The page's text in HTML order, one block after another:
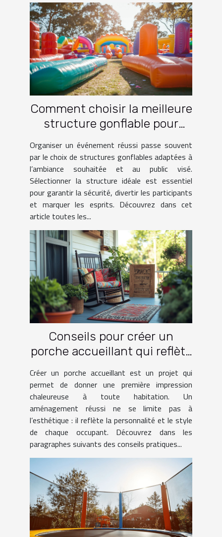
Comment choisir la meilleure
structure gonflable pour
votre événement ?
Organiser un événement réussi passe souvent
par le choix de structures gonflables adaptées à
l’ambiance souhaitée et au public visé.
Sélectionner la structure idéale est essentiel
pour garantir la sécurité, divertir les participants
et marquer les esprits. Découvrez dans cet
article toutes les...
Conseils pour créer un
porche accueillant qui reflète
Créer un porche accueillant est un projet qui
permet de donner une première impression
chaleureuse à toute habitation. Un
aménagement réussi ne se limite pas à
l’esthétique : il reflète la personnalité et le style
de chaque occupant. Découvrez dans les
paragraphes suivants des conseils pratiques...